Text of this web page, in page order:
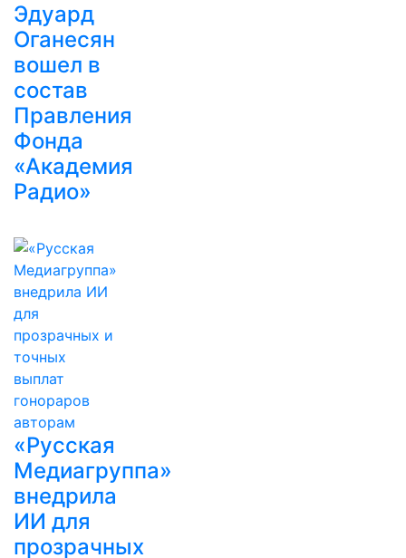
Эдуард
Оганесян
вошел в
состав
Правления
Фонда
«Академия
Радио»
«Русская
Медиагруппа»
внедрила
ИИ для
прозрачных